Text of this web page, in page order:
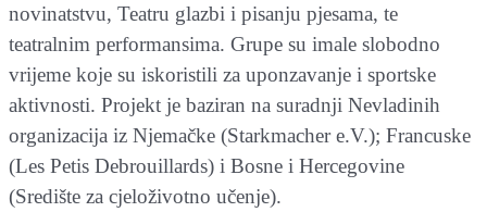
novinatstvu, Teatru glazbi i pisanju pjesama, te
teatralnim performansima. Grupe su imale slobodno
vrijeme koje su iskoristili za uponzavanje i sportske
aktivnosti. Projekt je baziran na suradnji Nevladinih
organizacija iz Njemačke (Starkmacher e.V.); Francuske
(Les Petis Debrouillards) i Bosne i Hercegovine
(Središte za cjeloživotno učenje).